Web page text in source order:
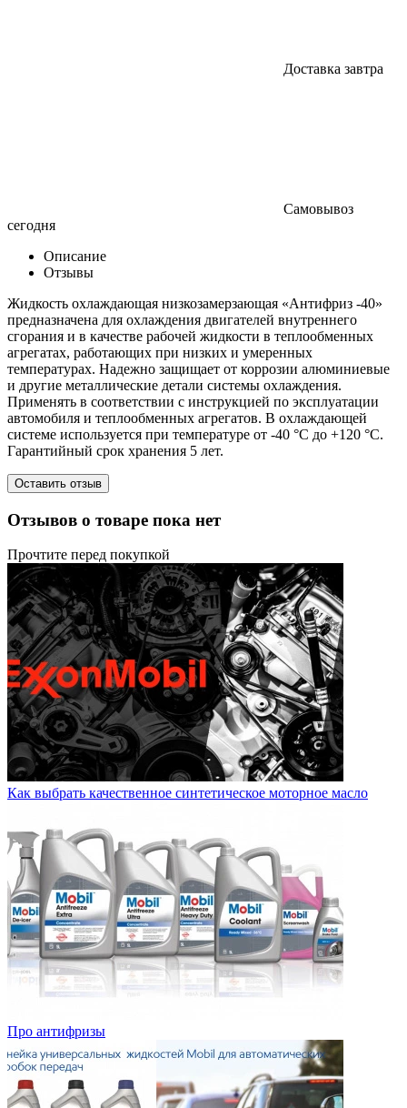
Доставка завтра
Самовывоз
сегодня
Описание
Отзывы
Жидкость охлаждающая низкозамерзающая «Антифриз -40»
предназначена для охлаждения двигателей внутреннего
сгорания и в качестве рабочей жидкости в теплообменных
агрегатах, работающих при низких и умеренных
температурах. Надежно защищает от коррозии алюминиевые
и другие металлические детали системы охлаждения.
Применять в соответствии с инструкцией по эксплуатации
автомобиля и теплообменных агрегатов. В охлаждающей
системе используется при температуре от -40 °С до +120 °С.
Гарантийный срок хранения 5 лет.
Оставить отзыв
Отзывов о товаре пока нет
Прочтите перед покупкой
Как выбрать качественное синтетическое моторное масло
Про антифризы